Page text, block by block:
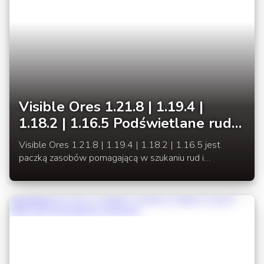
Visible Ores 1.21.8 | 1.19.4 |
1.18.2 | 1.16.5 Podświetlane rudy
łatwiejsze do wyszukania
Visible Ores 1.21.8 | 1.19.4 | 1.18.2 | 1.16.5 jest
paczką zasobów pomagającą w szukaniu rud i
odnajdywanie rud.